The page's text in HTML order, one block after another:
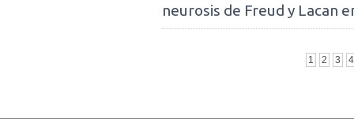
neurosis de Freud y Lacan
1 2 3 4